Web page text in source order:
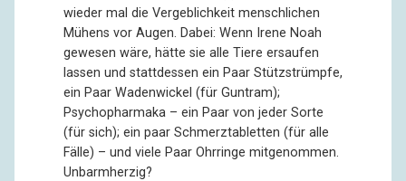
wieder mal die Vergeblichkeit menschlichen
Mühens vor Augen. Dabei: Wenn Irene Noah
gewesen wäre, hätte sie alle Tiere ersaufen
lassen und stattdessen ein Paar Stützstrümpfe,
ein Paar Wadenwickel (für Guntram);
Psychopharmaka – ein Paar von jeder Sorte
(für sich); ein paar Schmerztabletten (für alle
Fälle) – und viele Paar Ohrringe mitgenommen.
Unbarmherzig?